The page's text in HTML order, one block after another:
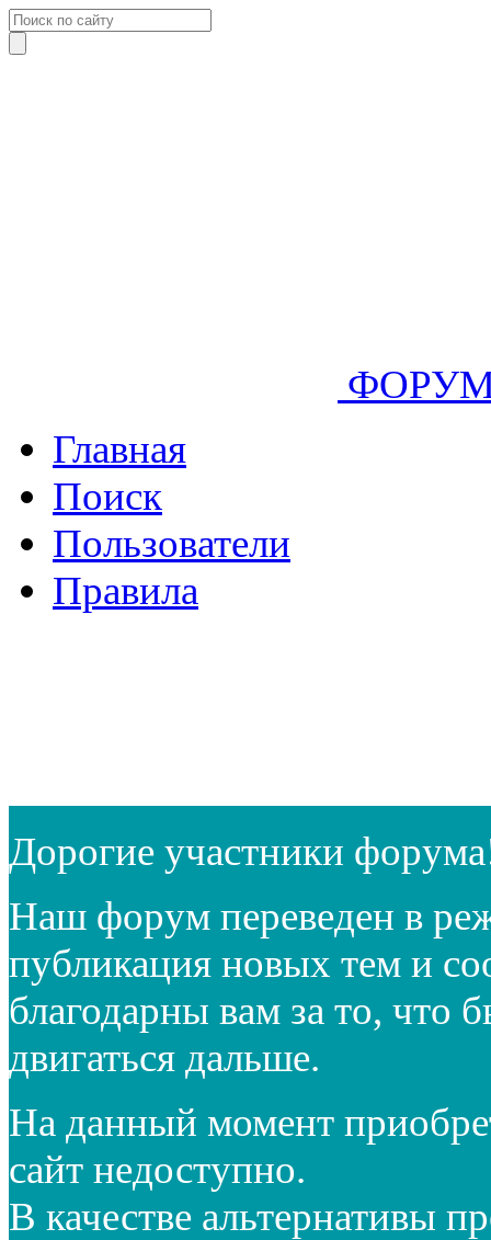
Главная
Поиск
Пользователи
Правила
Дорогие участники
Наш форум переведен в
публикация новых тем и
благодарны вам за то, что
двигаться дальше.
На данный момент
сайт недоступно.
В качестве альтернативы